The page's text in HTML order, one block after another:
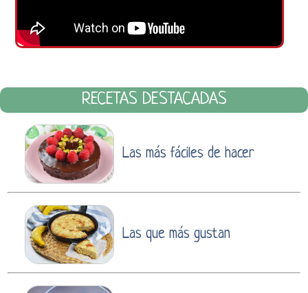
RECETAS DESTACADAS
Las más fáciles de hacer
Las que más gustan